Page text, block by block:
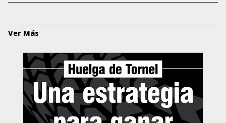
Ver Más